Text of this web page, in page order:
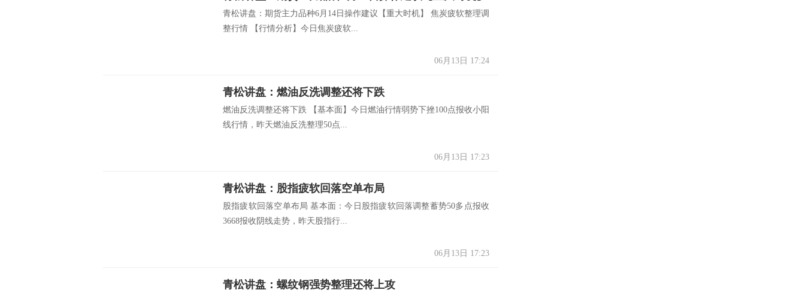
青松讲盘：期货主力品种6月14日操作建议【重大时机】 焦炭疲软整理调
整行情 【行情分析】今日焦炭疲软...
06月13日 17:24
青松讲盘：燃油反洗调整还将下跌
燃油反洗调整还将下跌 【基本面】今日燃油行情弱势下挫100点报收小阳
线行情，昨天燃油反洗整理50点...
06月13日 17:23
青松讲盘：股指疲软回落空单布局
股指疲软回落空单布局 基本面：今日股指疲软回落调整蓄势50多点报收
3668报收阴线走势，昨天股指行...
06月13日 17:23
青松讲盘：螺纹钢强势整理还将上攻